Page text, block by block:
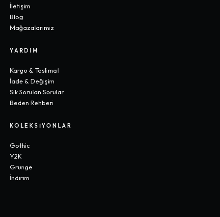
İletişim
Blog
Mağazalarımız
YARDIM
Kargo & Teslimat
İade & Değişim
Sık Sorulan Sorular
Beden Rehberi
KOLEKSIYONLAR
Gothic
Y2K
Grunge
İndirim